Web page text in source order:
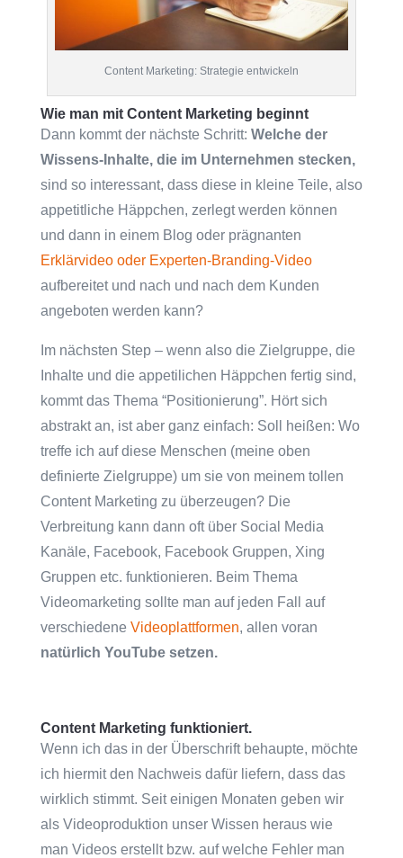
Content Marketing: Strategie entwickeln
Wie man mit Content Marketing beginnt
Dann kommt der nächste Schritt: Welche der
Wissens-Inhalte, die im Unternehmen stecken,
sind so interessant, dass diese in kleine Teile, also
appetitliche Häppchen, zerlegt werden können
und dann in einem Blog oder prägnanten
Erklärvideo oder Experten-Branding-Video
aufbereitet und nach und nach dem Kunden
angeboten werden kann?
Im nächsten Step – wenn also die Zielgruppe, die
Inhalte und die appetilichen Häppchen fertig sind,
kommt das Thema “Positionierung”. Hört sich
abstrakt an, ist aber ganz einfach: Soll heißen: Wo
treffe ich auf diese Menschen (meine oben
definierte Zielgruppe) um sie von meinem tollen
Content Marketing zu überzeugen? Die
Verbreitung kann dann oft über Social Media
Kanäle, Facebook, Facebook Gruppen, Xing
Gruppen etc. funktionieren. Beim Thema
Videomarketing sollte man auf jeden Fall auf
verschiedene Videoplattformen, allen voran
natürlich YouTube setzen.
Content Marketing funktioniert.
Wenn ich das in der Überschrift behaupte, möchte
ich hiermit den Nachweis dafür liefern, dass das
wirklich stimmt. Seit einigen Monaten geben wir
als Videoproduktion unser Wissen heraus wie
man Videos erstellt bzw. auf welche Fehler man